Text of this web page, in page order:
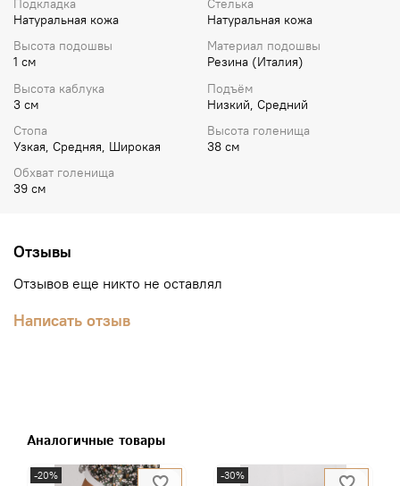
Подкладка
Натуральная кожа
Стелька
Натуральная кожа
Высота подошвы
1 см
Материал подошвы
Резина (Италия)
Высота каблука
3 см
Подъём
Низкий, Средний
Стопа
Узкая, Средняя, Широкая
Высота голенища
38 см
Обхват голенища
39 см
Отзывы
Отзывов еще никто не оставлял
Написать отзыв
Аналогичные товары
-20% -30%